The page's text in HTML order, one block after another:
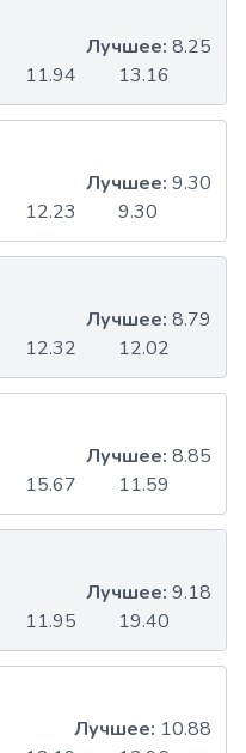
11.94 13.16
Лучшее: 8.25
12.23 9.30
Лучшее: 9.30
12.32 12.02
Лучшее: 8.79
15.67 11.59
Лучшее: 8.85
11.95 19.40
Лучшее: 9.18
Лучшее: 10.88